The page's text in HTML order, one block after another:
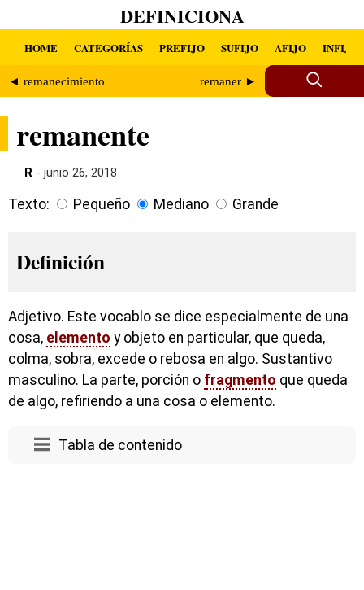
DEFINICIONA
HOME CATEGORÍAS PREFIJO SUFIJO AFIJO INFIJO
◄ remanecimiento remaner ►
remanente
R - junio 26, 2018
Texto: Pequeño Mediano Grande
Definición
Adjetivo. Este vocablo se dice especialmente de una
cosa, elemento y objeto en particular, que queda,
colma, sobra, excede o rebosa en algo. Sustantivo
masculino. La parte, porción o fragmento que queda
de algo, refiriendo a una cosa o elemento.
Tabla de contenido